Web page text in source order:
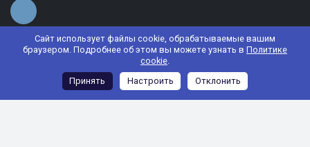
Сайт использует файлы cookie, обрабатываемые вашим
браузером. Подробнее об этом вы можете узнать в Политике
cookie.
Принять
Настроить Отклонить
© 2022 АНО ДО "Планета детства "Лада"